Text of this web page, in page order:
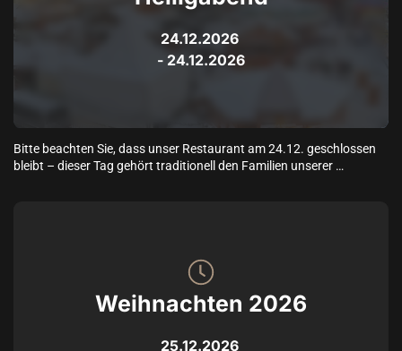
serviert Ihnen die hochwertige Gastronomie des Störtebeker
erstklassigen Küche aus saisonalen und regionalen Zutaten.
Buchen Sie direkt unter (externer Link):
24.12.2026
- 24.12.2026
Bitte beachten Sie, dass unser Restaurant am 24.12. geschlossen
bleibt – dieser Tag gehört traditionell den Familien unserer
Weihnachten 2026
25.12.2026